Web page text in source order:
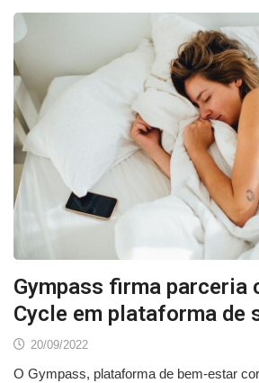
Gympass firma parceria
Cycle em plataforma de
20/09/2022
O Gympass, plataforma de bem-estar